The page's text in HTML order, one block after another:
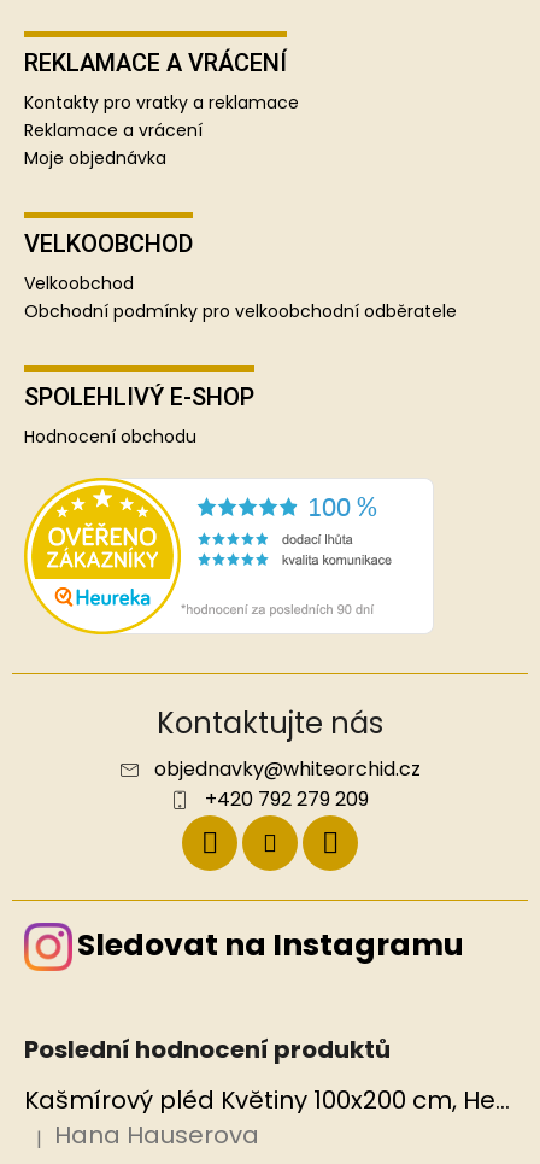
REKLAMACE A VRÁCENÍ
Kontakty pro vratky a reklamace
Reklamace a vrácení
Moje objednávka
VELKOOBCHOD
Velkoobchod
Obchodní podmínky pro velkoobchodní odběratele
SPOLEHLIVÝ E-SHOP
Hodnocení obchodu
Kontaktujte nás
objednavky@whiteorchid.cz
+420 792 279 209
Sledovat na Instagramu
Poslední hodnocení produktů
Kašmírový pléd Květiny 100x200 cm, Hedvábný svět
Hodnocení produktu je 5 z 5 hvězdiček.
| Hana Hauserova